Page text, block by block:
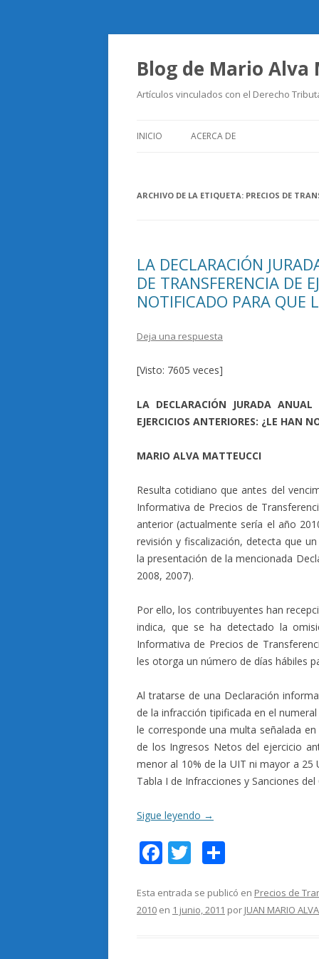
Blog de Mario Alva
Artículos vinculados con el Derecho
INICIO ACERCA DE
ARCHIVO DE LA ETIQUETA: PRECIOS DE
LA DECLARACIÓN
DE TRANSFERENCIA DE
NOTIFICADO PARA QUE
Deja una respuesta
[Visto: 7605 veces]
LA DECLARACIÓN JURADA ANUAL
EJERCICIOS ANTERIORES: ¿LE HAN
MARIO ALVA MATTEUCCI
Resulta cotidiano que antes del
Informativa de Precios de
anterior (actualmente sería el año
revisión y fiscalización, detecta que
la presentación de la mencionada
2008, 2007).
Por ello, los contribuyentes han
indica, que se ha detectado la
Informativa de Precios de
les otorga un número de días hábiles
Al tratarse de una Declaración
de la infracción tipificada en el
le corresponde una multa señalada
de los Ingresos Netos del ejercicio
menor al 10% de la UIT ni mayor a
Tabla I de Infracciones y Sanciones
Sigue leyendo →
F
e
b
T
itt
er
m
p
Esta entrada se publicó en Precios de
2010 en 1 junio, 2011 por JUAN MARIO